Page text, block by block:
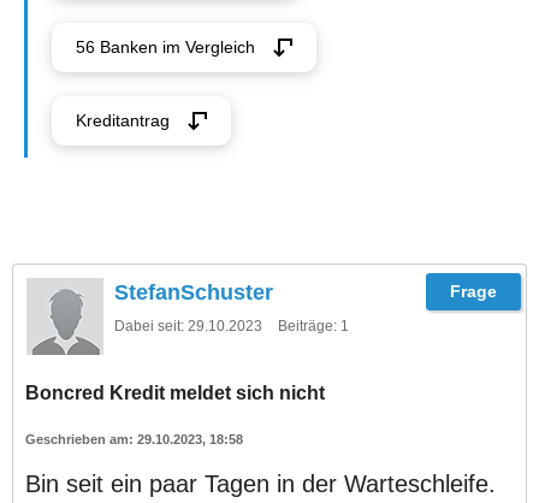
56 Banken im Vergleich
Kreditantrag
StefanSchuster
Dabei seit: 29.10.2023 Beiträge: 1
Boncred Kredit meldet sich nicht
29.10.2023, 18:58
Bin seit ein paar Tagen in der Warteschleife.